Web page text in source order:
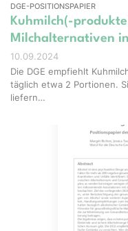
DGE-POSITIONSPAPIER
Kuhmilch(-
Milchalternativen
10.09.2024
Die DGE empfiehlt
täglich etwa 2 Portionen.
liefern…